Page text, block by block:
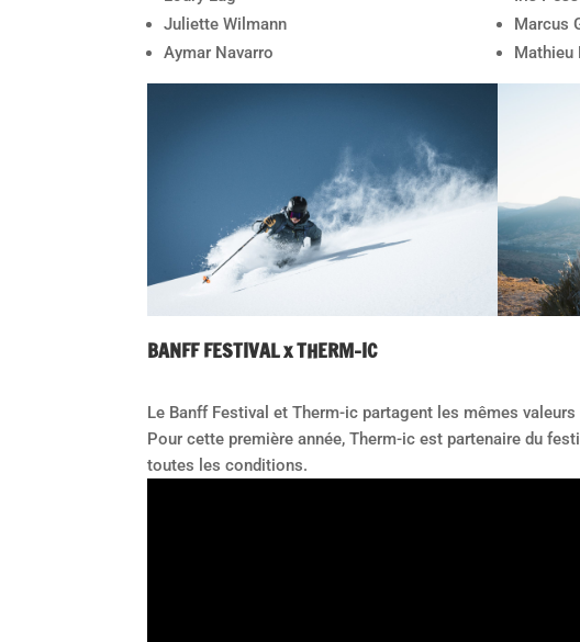
Juliette Wilmann
Aymar Navarro
Marcus
Mathieu
BANFF FESTIVAL x THERM-IC
Le Banff Festival et Therm-ic partagent les mêmes
Pour cette première année, Therm-ic est partenaire du
toutes les conditions.